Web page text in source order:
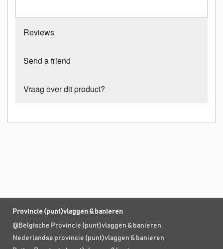
Reviews
Send a friend
Vraag over dit product?
Provincie (punt)vlaggen & banieren
@Belgische Provincie (punt)vlaggen & banieren
Nederlandse provincie (punt)vlaggen & banieren